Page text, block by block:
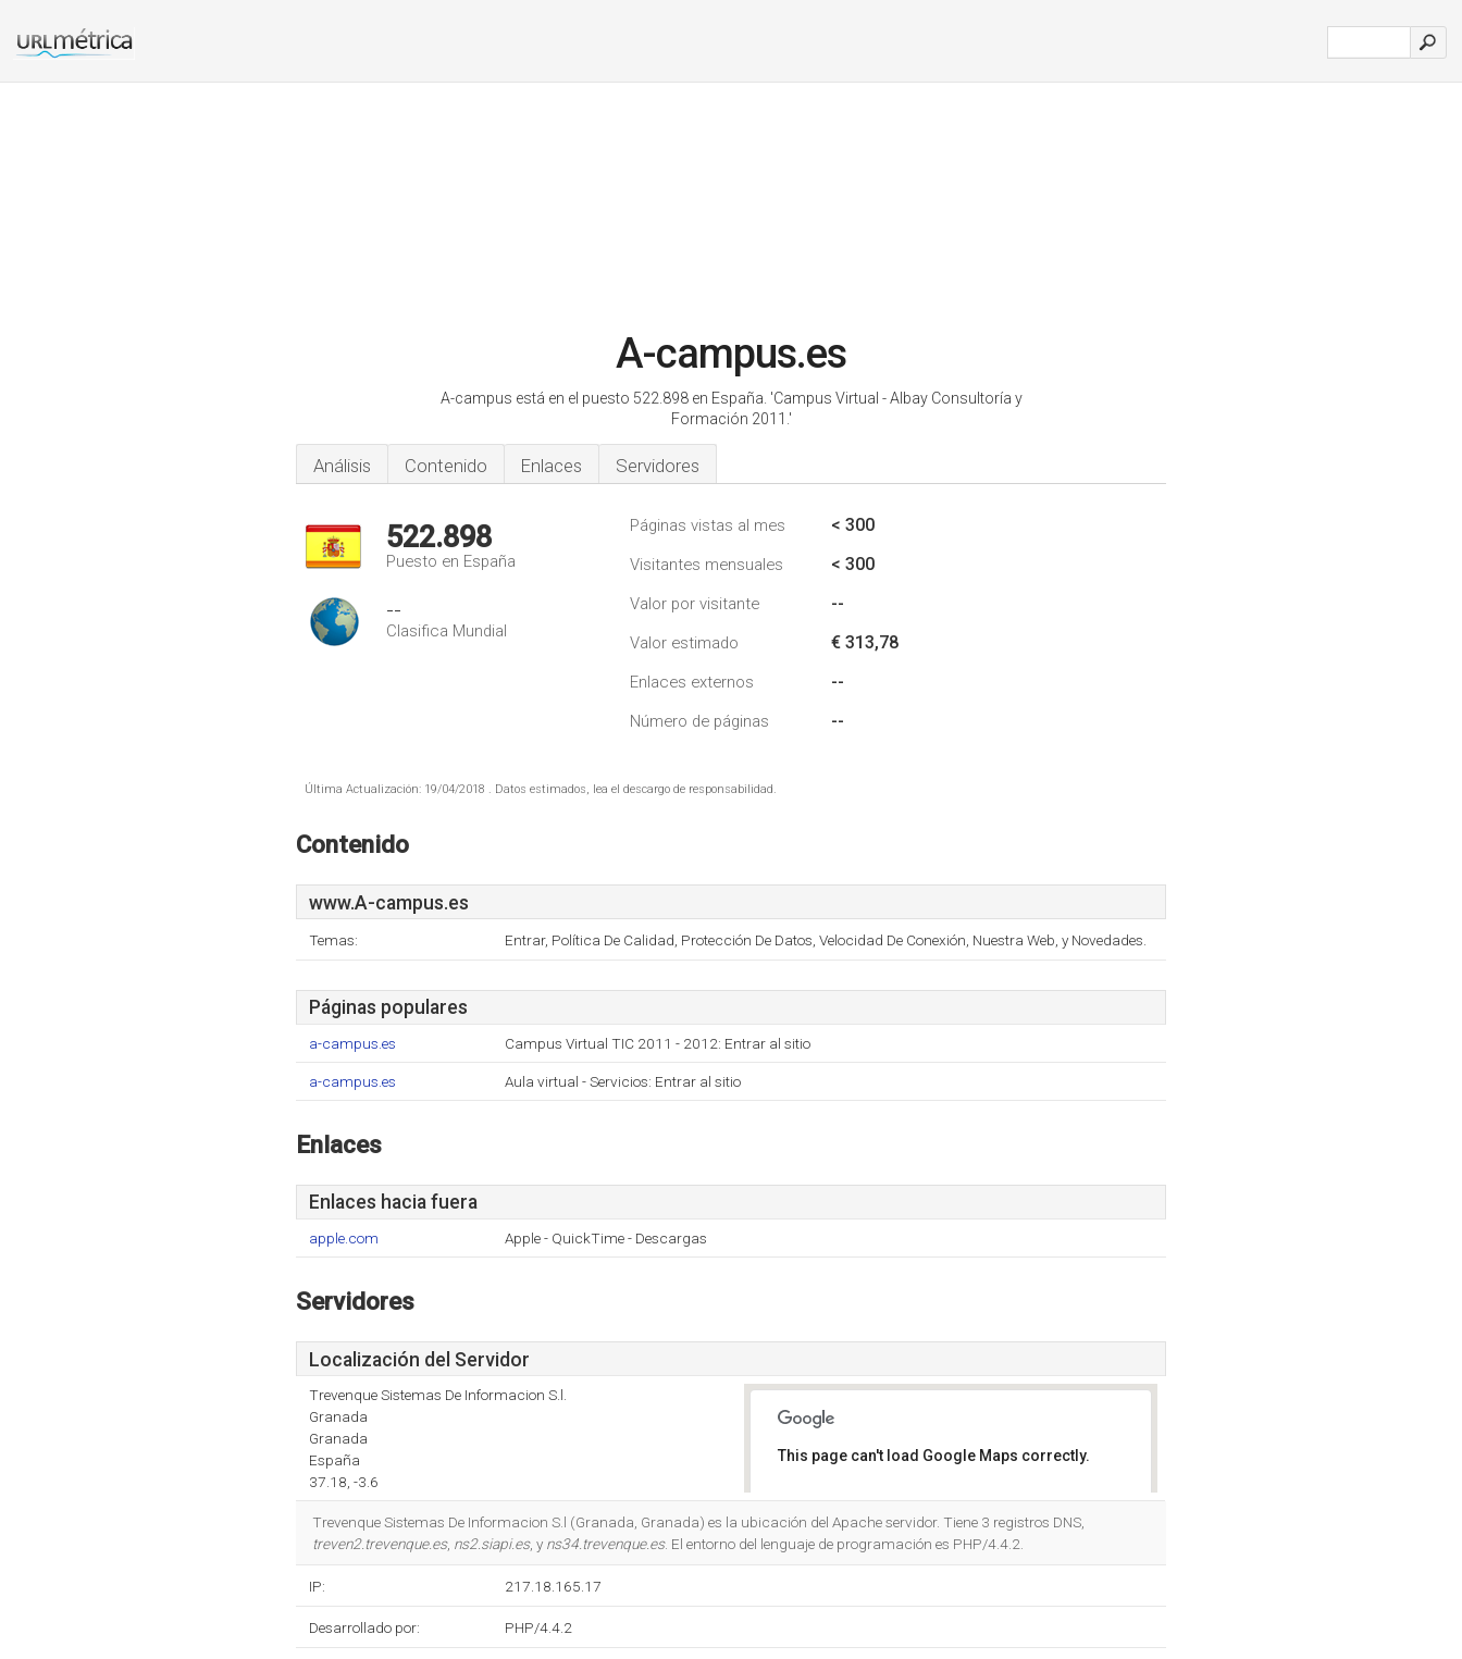
A-campus.es
A-campus está en el puesto 522.898 en España. 'Campus Virtual - Albay Consultoría y
Formación 2011.'
Análisis Contenido Enlaces Servidores
522.898
Puesto en España
--
Clasifica Mundial
Páginas vistas al mes < 300
Visitantes mensuales < 300
Valor por visitante --
Valor estimado € 313,78
Enlaces externos --
Número de páginas --
Última Actualización: 19/04/2018 . Datos estimados, lea el descargo de responsabilidad.
Contenido
www.A-campus.es
Temas: Entrar, Política De Calidad, Protección De Datos, Velocidad De Conexión, Nuestra Web, y Novedades.
Páginas populares
a-campus.es Campus Virtual TIC 2011 - 2012: Entrar al sitio
a-campus.es Aula virtual - Servicios: Entrar al sitio
Enlaces
Enlaces hacia fuera
apple.com Apple - QuickTime - Descargas
Servidores
Localización del Servidor
Trevenque Sistemas De Informacion S.l.
Granada
Granada
España
37.18, -3.6
This page can't load Google Maps correctly.
Trevenque Sistemas De Informacion S.l (Granada, Granada) es la ubicación del Apache servidor. Tiene 3 registros DNS,
treven2.trevenque.es, ns2.siapi.es, y ns34.trevenque.es. El entorno del lenguaje de programación es PHP/4.4.2.
IP: 217.18.165.17
Desarrollado por: PHP/4.4.2